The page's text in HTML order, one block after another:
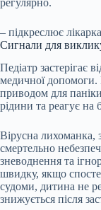
– підкреслює
Сигнали для
Педіатр застерігає
медичної допомоги.
приводом для
рідини та реагує на
Вірусна лихоманка,
смертельно
зневоднення та
швидку, якщо
судоми, дитина не
знижується після